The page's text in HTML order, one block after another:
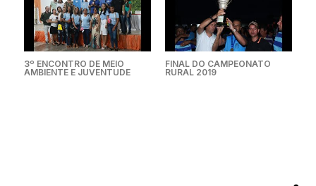
3º ENCONTRO DE MEIO
AMBIENTE E JUVENTUDE
FINAL DO CAMPEONATO
RURAL 2019